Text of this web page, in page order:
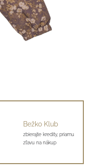
Bežko Klub
zbierajte kredity, priamu
zľavu na nákup